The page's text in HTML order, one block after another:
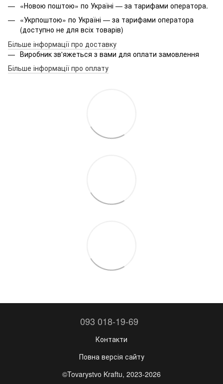
«Новою поштою» по Україні — за тарифами оператора.
«Укрпоштою» по Україні — за тарифами оператора
(доступно не для всіх товарів)
Більше інформації про доставку
Виробник зв'яжеться з вами для оплати замовлення
Більше інформації про оплату
093 018-19-69
Контакти
Повна версія сайту
©Tovarystvo Kraftu, 2023-2026